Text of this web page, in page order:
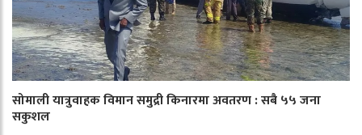
सोमाली यात्रुवाहक विमान समुद्री किनारमा अवतरण : सबै ५५ जना
सकुशल